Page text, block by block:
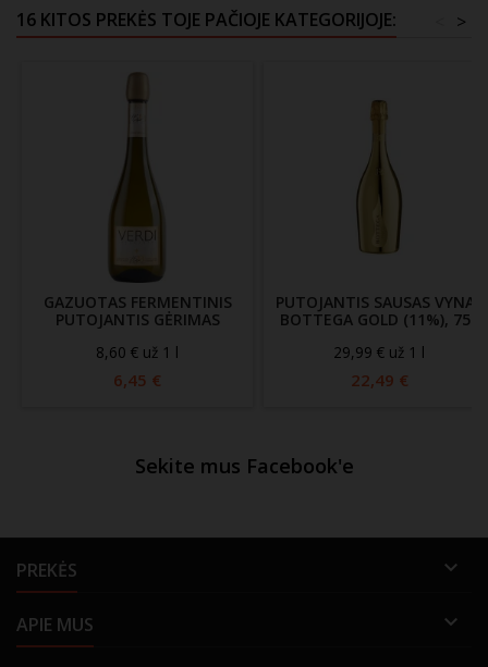
16 KITOS PREKĖS TOJE PAČIOJE KATEGORIJOJE: >
GAZUOTAS FERMENTINIS
PUTOJANTIS GĖRIMAS
8,60 € už 1 l
6,45 €
PUTOJANTIS SAUSAS VYNAS
BOTTEGA GOLD (11%), 750
29,99 € už 1 l
22,49 €
Sekite mus Facebook'e
PREKĖS 
APIE MUS 